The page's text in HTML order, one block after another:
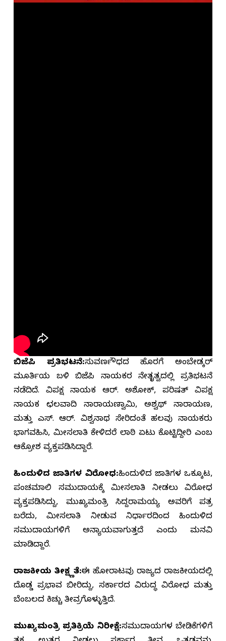
ಬಿಜೆಪಿ ಪ್ರತಿಭಟನೆ:ಸುವರ್ಣಸೌಧದ ಹೊರಗೆ ಅಂಬೇಡ್ಕರ್
ಮೂರ್ತಿಯ ಬಳಿ ಬಿಜೆಪಿ ನಾಯಕರ ನೇತೃತ್ವದಲ್ಲಿ ಪ್ರತಿಭಟನೆ
ನಡೆದಿದೆ. ವಿಪಕ್ಷ ನಾಯಕ ಆರ್. ಅಶೋಕ್, ಪರಿಷತ್ ವಿಪಕ್ಷ
ನಾಯಕ ಛಲವಾದಿ ನಾರಾಯಣಸ್ವಾಮಿ, ಅಶ್ವಥ್ ನಾರಾಯಣ,
ಮತ್ತು ಎಸ್. ಆರ್. ವಿಶ್ವನಾಥ ಸೇರಿದಂತೆ ಹಲವು ನಾಯಕರು
ಭಾಗವಹಿಸಿ, ಮೀಸಲಾತಿ ಕೇಳಿದರೆ ಲಾಠಿ ಏಟು ಕೊಟ್ಟಿದ್ದೀರಿ ಎಂಬ
ಆಕ್ರೋಶ ವ್ಯಕ್ತಪಡಿಸಿದ್ದಾರೆ.
ಹಿಂದುಳಿದ ಜಾತಿಗಳ ವಿರೋಧ:ಹಿಂದುಳಿದ ಜಾತಿಗಳ ಒಕ್ಕೂಟ,
ಪಂಚಮಸಾಲಿ ಸಮುದಾಯಕ್ಕೆ ಮೀಸಲಾತಿ ನೀಡಲು ವಿರೋಧ
ವ್ಯಕ್ತಪಡಿಸಿದ್ದು, ಮುಖ್ಯಮಂತ್ರಿ ಸಿದ್ದರಾಮಯ್ಯ ಅವರಿಗೆ ಪತ್ರ
ಬರೆದು, ಮೀಸಲಾತಿ ನೀಡುವ ನಿರ್ಧಾರದಿಂದ ಹಿಂದುಳಿದ
ಸಮುದಾಯಗಳಿಗೆ ಅನ್ಯಾಯವಾಗುತ್ತದೆ ಎಂದು ಮನವಿ
ಮಾಡಿದ್ದಾರೆ.
ರಾಜಕೀಯ ತೀಕ್ಷ್ಣತೆ:ಈ ಹೋರಾಟವು ರಾಜ್ಯದ ರಾಜಕೀಯದಲ್ಲಿ
ದೊಡ್ಡ ಪ್ರಭಾವ ಬೀರಿದ್ದು, ಸರ್ಕಾರದ ವಿರುದ್ಧ ವಿರೋಧ ಮತ್ತು
ಬೆಂಬಲದ ಕಿಚ್ಚು ತೀವ್ರಗೊಳ್ಳುತ್ತಿದೆ.
ಮುಖ್ಯಮಂತ್ರಿ ಪ್ರತಿಕ್ರಿಯೆ ನಿರೀಕ್ಷೆ:ಸಮುದಾಯಗಳ ಬೇಡಿಕೆಗಳಿಗೆ